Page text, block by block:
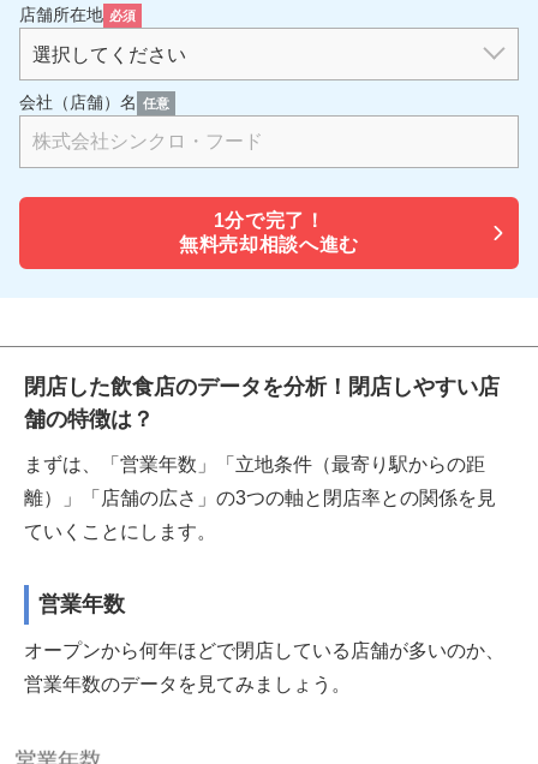
店舗所在地 必須
会社（店舗）名 任意
1分で完了！
無料売却相談へ進む
閉店した飲食店のデータを分析！閉店しやすい店
舗の特徴は？
まずは、「営業年数」「立地条件（最寄り駅からの距
離）」「店舗の広さ」の3つの軸と閉店率との関係を見
ていくことにします。
営業年数
オープンから何年ほどで閉店している店舗が多いのか、
営業年数のデータを見てみましょう。